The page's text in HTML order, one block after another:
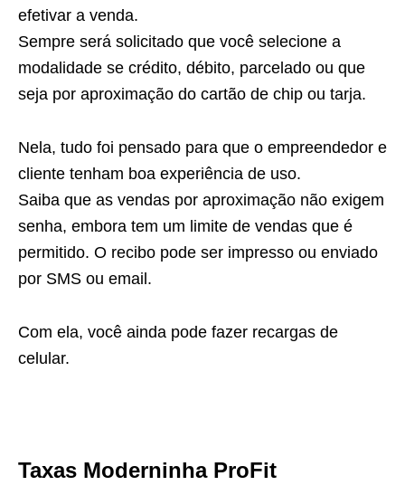
efetivar a venda.
Sempre será solicitado que você selecione a
modalidade se crédito, débito, parcelado ou que
seja por aproximação do cartão de chip ou tarja.
Nela, tudo foi pensado para que o empreendedor e
cliente tenham boa experiência de uso.
Saiba que as vendas por aproximação não exigem
senha, embora tem um limite de vendas que é
permitido. O recibo pode ser impresso ou enviado
por SMS ou email.
Com ela, você ainda pode fazer recargas de
celular.
Taxas Moderninha ProFit